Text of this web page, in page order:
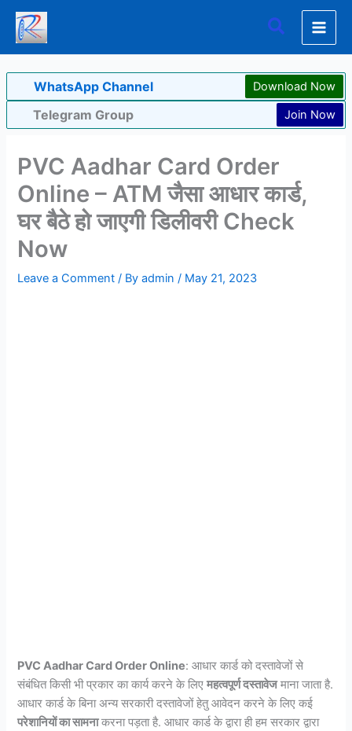
Skip
content
Search
WhatsApp Channel Download Now
Telegram Group Join Now
PVC Aadhar Card Order
Online – ATM जैसा आधार कार्ड,
घर बैठे हो जाएगी डिलीवरी Check
Now
Leave a Comment / Byadmin/ May 21, 2023
PVC Aadhar Card Order Online: आधार कार्ड को दस्तावेजों से
संबंधित किसी भी प्रकार का कार्य करने के लिएमहत्वपूर्ण दस्तावेजमाना जाता है.
आधार कार्ड के बिना अन्य सरकारी दस्तावेजों हेतु आवेदन करने के लिए कई
परेशानियों का सामनाकरना पड़ता है. आधार कार्ड के द्वारा ही हम सरकार द्वारा